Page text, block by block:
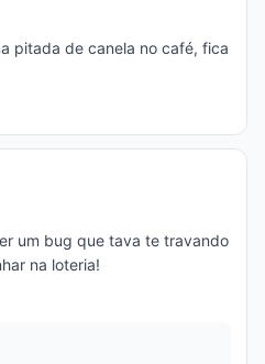
pitada de canela no café, fica
um bug que tava te travando
na loteria!